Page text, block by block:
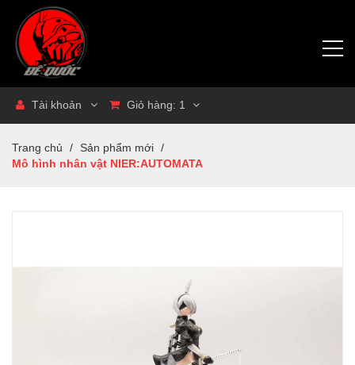
Tài khoản Giỏ hàng: 1
Trang chủ / Sản phẩm mới /
Mô hình nhân vật NIER:AUTOMATA